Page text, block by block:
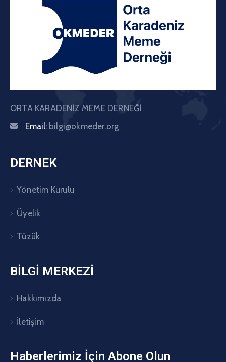
ORTA KARADENİZ MEME DERNEĞİ
Email: bilgi@okmeder.org
DERNEK
Yönetim Kurulu
Üyelik
Tüzük
BİLGİ MERKEZİ
Hakkımızda
İletişim
Haberlerimiz İçin Abone Olun